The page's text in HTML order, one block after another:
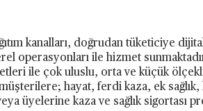
kanalları, doğrudan tüketiciye
operasyonları ile hizmet
ile çok uluslu, orta ve küçük
hayat, ferdi kaza, ek
üyelerine kaza ve sağlık sigortası